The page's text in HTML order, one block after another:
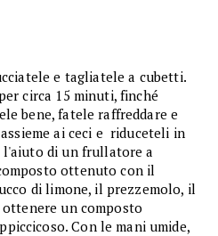
e tagliatele a cubetti.
circa 15 minuti, finché
bene, fatele raffreddare e
ai ceci e riduceteli in
l'aiuto di un frullatore a
ottenuto con il
di limone, il prezzemolo, il
un composto
Con le mani umide,